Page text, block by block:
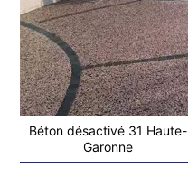
Béton désactivé 31 Haute-
Garonne